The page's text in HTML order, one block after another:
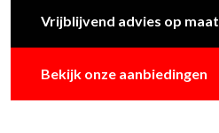
Vrijblijvend advies op maat
Bekijk onze aanbiedingen